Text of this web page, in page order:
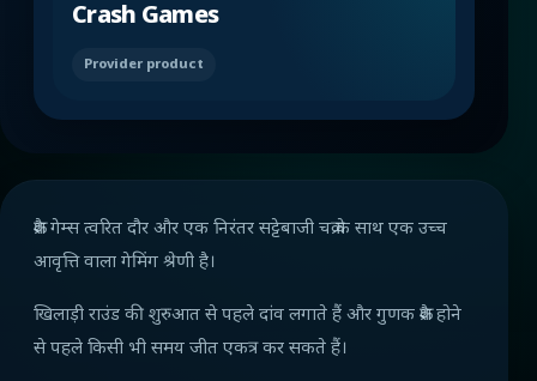
Crash Games
Provider product
क्रैश गेम्स त्वरित दौर और एक निरंतर सट्टेबाजी चक्र के साथ एक उच्च
आवृत्ति वाला गेमिंग श्रेणी है।
खिलाड़ी राउंड की शुरुआत से पहले दांव लगाते हैं और गुणक क्रैश होने
से पहले किसी भी समय जीत एकत्र कर सकते हैं।